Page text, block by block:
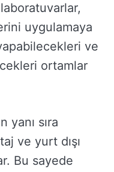
uygulamaya
ve
ortamlar
yanı sıra
ve yurt dışı
Bu sayede